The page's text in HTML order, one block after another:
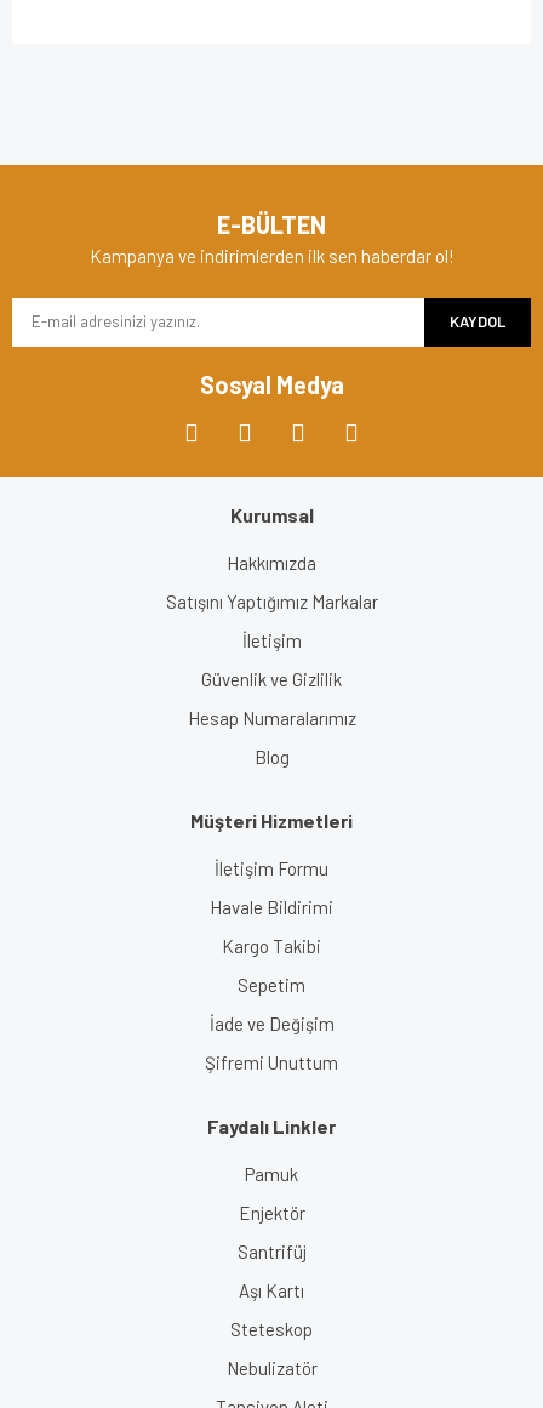
Ürün resmi kalitesiz, bozuk veya görüntülenemiyor.
Ürün açıklamasında eksik bilgiler bulunuyor.
Ürün fiyatı diğer sitelerden daha pahalı.
E-BÜLTEN
Kampanya ve indirimlerden ilk sen haberdar ol!
KAYDOL
Sosyal Medya
Kurumsal
Hakkımızda
Satışını Yaptığımız Markalar
İletişim
Güvenlik ve Gizlilik
Hesap Numaralarımız
Blog
Müşteri Hizmetleri
İletişim Formu
Havale Bildirimi
Kargo Takibi
Sepetim
İade ve Değişim
Şifremi Unuttum
Faydalı Linkler
Pamuk
Enjektör
Santrifüj
Aşı Kartı
Steteskop
Nebulizatör